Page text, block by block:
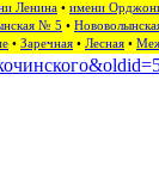
Ленина • имени
№ 5 •
• Заречная • Лесная •